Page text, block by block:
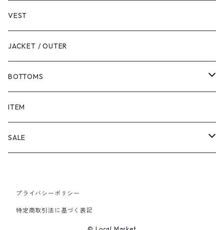
VEST
JACKET / OUTER
BOTTOMS
SHORTS
PANTS
ITEM
SALE
PANTS
プライバシーポリシー
特定商取引法に基づく表記